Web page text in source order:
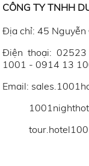
CÔNG TY TNHH
Địa chỉ: 45 Nguyễn
Điện thoại:
1001 - 0914 13
Email: